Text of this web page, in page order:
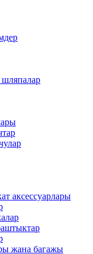
аксессуарлары
жана багажы